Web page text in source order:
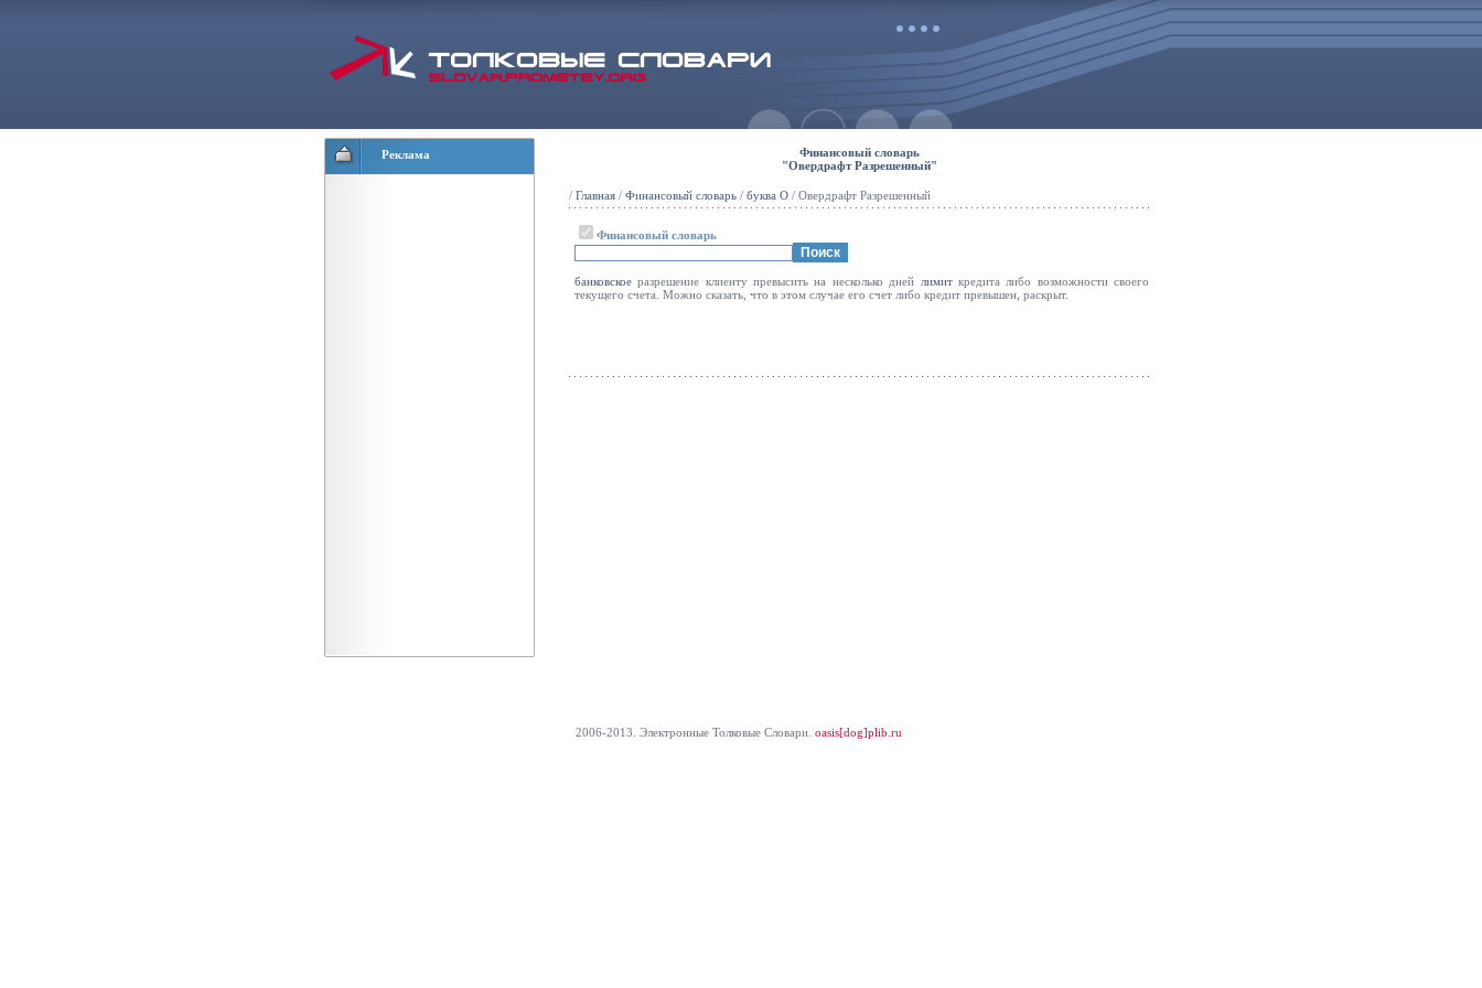
Реклама
Финансовый словарь
"Овердрафт Разрешенный"
/ Главная / Финансовый словарь / буква О / Овердрафт Разрешенный
Финансовый словарь
банковское разрешение клиенту превысить на несколько дней лимиткредита либо возможности своего
текущего счета. Можно сказать, что в этом случае его счет либо кредит превышен, раскрыт.
2006-2013. Электронные Толковые Cловари. oasis[dog]plib.ru